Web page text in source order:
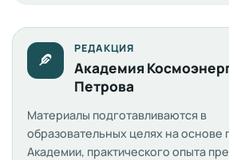
РЕДАКЦИЯ
Академия
Петрова
Материалы подготавливаются в
образовательных целях на основе
Академии, практического опыта